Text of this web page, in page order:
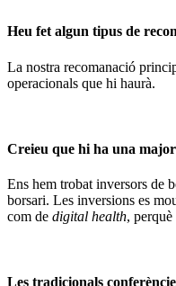
Heu fet algun tipus de
La nostra recomanació
operacionals que hi haurà.
Creieu que hi ha una
Ens hem trobat inversors de
borsari. Les inversions es
com de digital health,
Les tradicionals